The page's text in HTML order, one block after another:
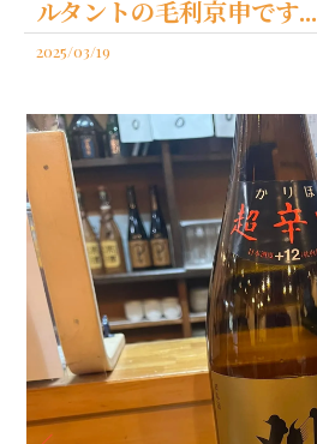
ルタントの毛利京申です...
2025/03/19